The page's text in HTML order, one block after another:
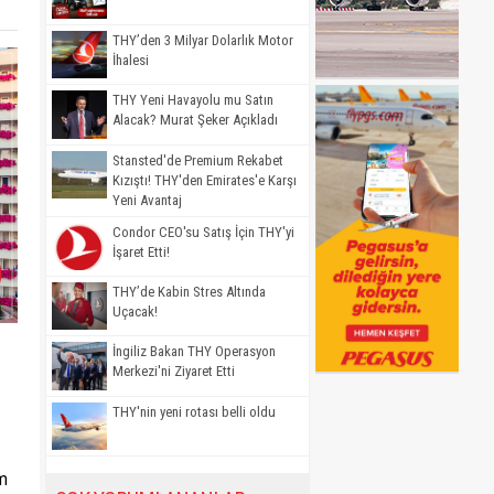
THY’den 3 Milyar Dolarlık Motor
İhalesi
THY Yeni Havayolu mu Satın
Alacak? Murat Şeker Açıkladı
Stansted'de Premium Rekabet
Kızıştı! THY'den Emirates'e Karşı
Yeni Avantaj
Condor CEO'su Satış İçin THY'yi
İşaret Etti!
THY’de Kabin Stres Altında
Uçacak!
İngiliz Bakan THY Operasyon
Merkezi'ni Ziyaret Etti
THY'nin yeni rotası belli oldu